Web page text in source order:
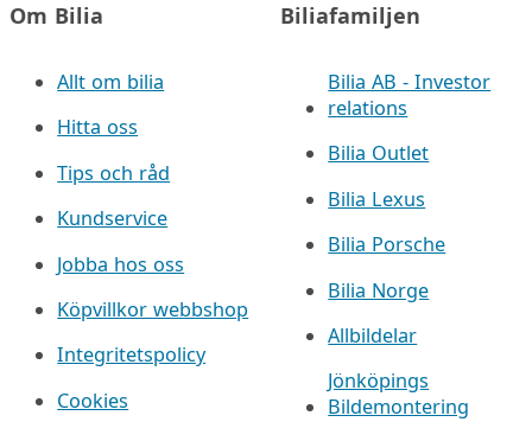
Om Bilia
Allt om bilia
Hitta oss
Tips och råd
Kundservice
Jobba hos oss
Köpvillkor webbshop
Integritetspolicy
Cookies
Biliafamiljen
Bilia AB - Investor
relations
Bilia Outlet
Bilia Lexus
Bilia Porsche
Bilia Norge
Allbildelar
Jönköpings
Bildemontering